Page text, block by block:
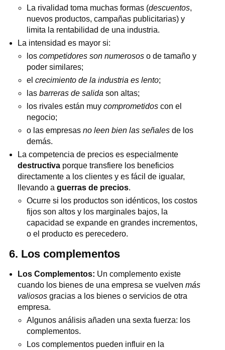
La rivalidad toma muchas formas (descuentos,
nuevos productos, campañas publicitarias) y
limita la rentabilidad de una industria.
La intensidad es mayor si:
los competidores son numerososo de tamaño y
poder similares;
el crecimiento de la industria es lento;
las barreras de salida son altas;
los rivales están muy comprometidoscon el
negocio;
o las empresas no leen bien las señalesde los
demás.
La competencia de precios es especialmente
destructiva porque transfiere los beneficios
directamente a los clientes y es fácil de igualar,
llevando aguerras de precios.
Ocurre si los productos son idénticos, los costos
fijos son altos y los marginales bajos, la
capacidad se expande en grandes incrementos,
o el producto es perecedero.
6. Los complementos
Los Complementos: Un complemento existe
cuando los bienes de una empresa se vuelvenmás
valiosos gracias a los bienes o servicios de otra
empresa.
Algunos análisis añaden una sexta fuerza: los
complementos.
Los complementos pueden influir en la